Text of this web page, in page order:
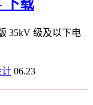
下载
35kV 级及以下电
计 06.23